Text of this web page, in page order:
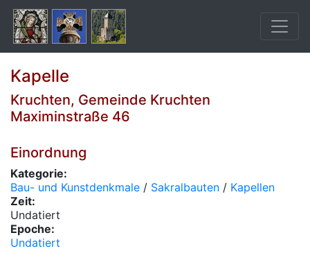
Kapelle
Kruchten, Gemeinde Kruchten
Maximinstraße 46
Einordnung
Kategorie:
Bau- und Kunstdenkmale / Sakralbauten / Kapellen
Zeit:
Undatiert
Epoche:
Undatiert